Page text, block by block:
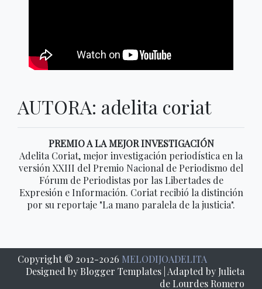
AUTORA: adelita coriat
PREMIO A LA MEJOR INVESTIGACIÓN
Adelita Coriat, mejor investigación periodística en la
versión XXIII del Premio Nacional de Periodismo del
Fórum de Periodistas por las Libertades de
Expresión e Información. Coriat recibió la distinción
por su reportaje "La mano paralela de la justicia".
Copyright © 2012-2026 MELODIJOADELITA
Designed by Blogger Templates | Adapted by Julieta
de Lourdes Romero